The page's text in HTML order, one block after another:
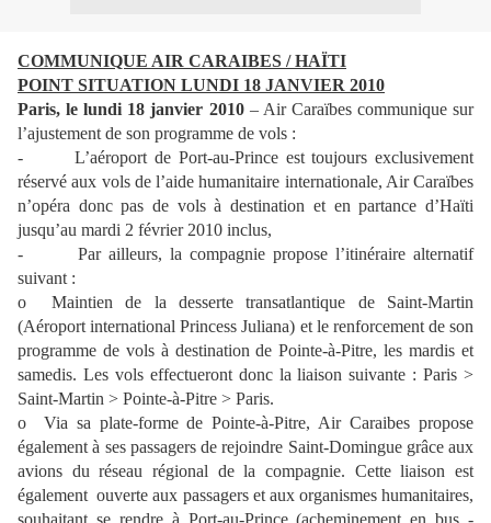
COMMUNIQUE AIR CARAIBES / HAÏTI
POINT SITUATION LUNDI 18 JANVIER 2010
Paris, le lundi 18 janvier 2010– Air Caraïbes communique sur
l’ajustement de son programme de vols :
-
L’aéroport de Port-au-Prince est toujours exclusivement
réservé aux vols de l’aide humanitaire internationale, Air Caraïbes
n’opéra donc pas de vols à destination et en partance d’Haïti
jusqu’au mardi 2 février 2010 inclus,
-
Par ailleurs, la compagnie propose l’itinéraire alternatif
suivant :
o
Maintien de la desserte transatlantique de Saint-Martin
(Aéroport international Princess Juliana) et le renforcement de son
programme de vols à destination de Pointe-à-Pitre, les mardis et
samedis. Les vols effectueront donc la liaison suivante : Paris >
Saint-Martin > Pointe-à-Pitre > Paris.
o
Via sa plate-forme de Pointe-à-Pitre, Air Caraibes propose
également à ses passagers de rejoindre Saint-Domingue grâce aux
avions du réseau régional de la compagnie. Cette liaison est
également ouverte aux passagers et aux organismes humanitaires,
souhaitant se rendre à Port-au-Prince (acheminement en bus -